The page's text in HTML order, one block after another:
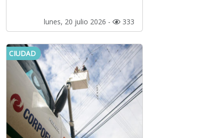
lunes, 20 julio 2026 - 333
CIUDAD